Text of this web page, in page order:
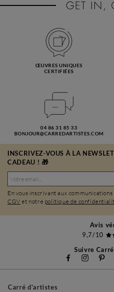
ŒUVRES UNIQUES
CERTIFIÉES
04 86 31 85 33
BONJOUR@CARREDARTISTES.COM
INSCRIVEZ-VOUS À LA
CADEAU ! 🎁
En vous inscrivant aux
CGV et notre politique de
Avis
9,7/10
Suivre
Carré d'artistes